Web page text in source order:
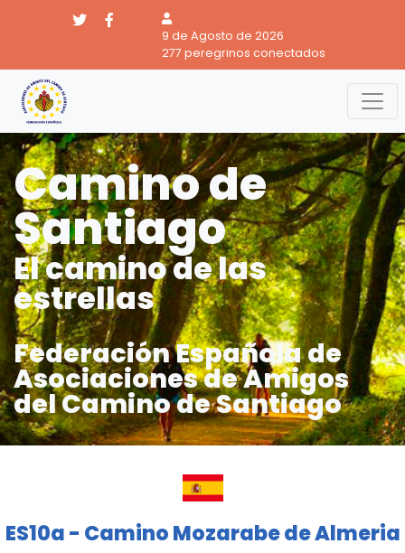
9 de Agosto de 2026
277 peregrinos conectados
Camino de
Santiago
El camino de las
estrellas
Federación Española de
Asociaciones de Amigos
del Camino de Santiago
ES10a - Camino Mozarabe de Almeria